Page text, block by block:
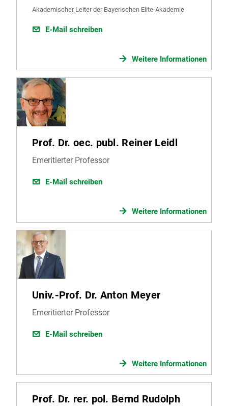
Akademischer Leiter der Bayerischen Elite-Akademie
E-Mail schreiben
Weitere Informationen
Prof. Dr. oec. publ. Reiner Leidl
Emeritierter Professor
E-Mail schreiben
Weitere Informationen
Univ.-Prof. Dr. Anton Meyer
Emeritierter Professor
E-Mail schreiben
Weitere Informationen
Prof. Dr. rer. pol. Bernd Rudolph